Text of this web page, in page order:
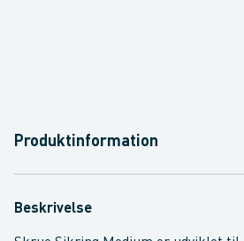
Produktinformation
Beskrivelse